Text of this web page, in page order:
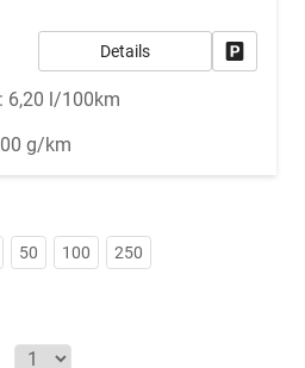
Details
6,20 l/100km
g/km
50 100 250